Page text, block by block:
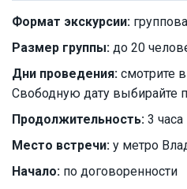
Формат экскурсии:
Размер группы: до 20
Дни проведения: смотрите
Свободную дату выбирайте
Продолжительность: 3 часа
Место встречи: у метро
Начало: по договоренности